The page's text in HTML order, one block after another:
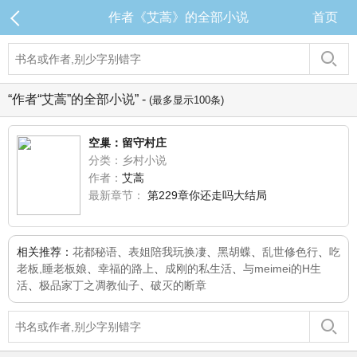
作者《艾蒿》的全部小说 首页
“作者“艾蒿”的全部小说” - (最多显示100条)
空巢：留守村庄
分类：乡村小说
作者： 艾蒿
最新章节：
第229章你还走吗大结局
相关推荐： 花都秘语 表姐陪我玩换凄 黑胡蝶 乱世修色行
吃
老板,睡老板娘
幸福的路上 成刚的私生活
与meimei的H生
活
极品家丁之凋教仙子 破灭的断章